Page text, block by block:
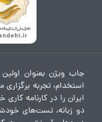
جاب ویژن بعنوان
استخدام، تجربه
ایران را در کارنامه
دو زبانه، تست‌های